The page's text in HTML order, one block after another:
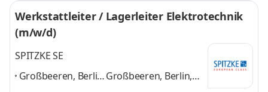
Werkstattleiter / Lagerleiter Elektrotechnik
(m/w/d)
SPITZKE SE
Großbeeren, Berlin,Großbeeren, Berlin,